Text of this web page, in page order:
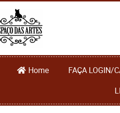
Home FAÇA LOGIN/